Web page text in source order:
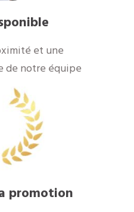
et une
notre équipe
promotion